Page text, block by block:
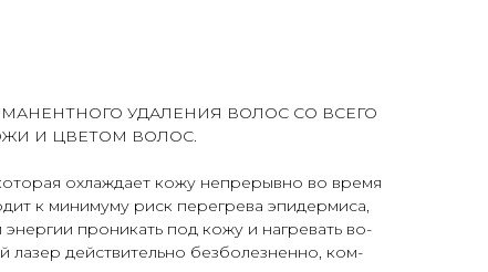
УДАЛЕНИЯ ВОЛОС СО ВСЕГО
И ЦВЕТОМ ВОЛОС.
ох­лажда­ет ко­жу неп­ре­рыв­но во вре­мя
к ми­ниму­му риск пе­рег­ре­ва эпи­дер­ми­са,
про­никать под ко­жу и наг­ре­вать во­
ла­зер дей­стви­тель­но без­бо­лез­ненно, ком­